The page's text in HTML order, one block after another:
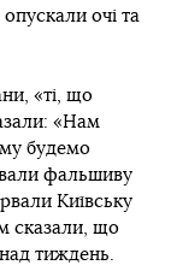
очі та
«ті, що
«Нам
будемо
фальшиву
Київську
сказали, що
тиждень.